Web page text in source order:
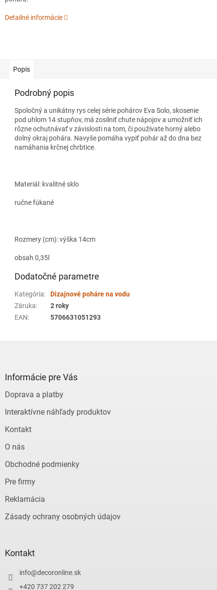
Detailné informácie
Popis
Podrobný popis
Spoločný a unikátny rys celej série pohárov Eva Solo, skosenie
pod uhlom 14 stupňov, má zosilniť chute nápojov a umožniť ich
rôzne ochutnávať v závislosti na tom, či používate horný alebo
dolný okraj pohára. Navyše pomáha vypiť pohár až do dna bez
namáhania krčnej chrbtice.
Materiál: kvalitné sklo
ručne fúkané
Rozmery (cm): výška 14cm
obsah 0,35l
Dodatočné parametre
Kategória:
Dizajnové poháre na vodu
Záruka:
2 roky
EAN: 5706631051293
Informácie pre Vás
Doprava a platby
Interaktívne náhľady produktov
Kontakt
O nás
Obchodné podmienky
Pre firmy
Reklamácia
Zásady ochrany osobných údajov
Kontakt
info@decoronline.sk
+420 737 202 279